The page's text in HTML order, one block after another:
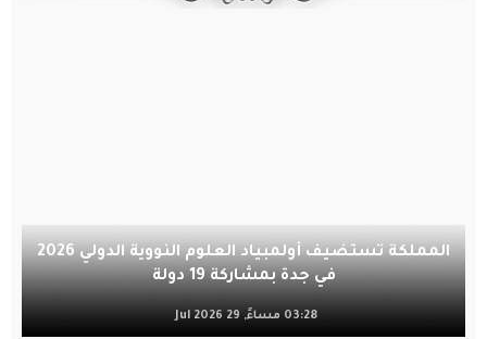
المملكة تستضيف أولمبياد العلوم النووية الدولي 2026
في جدة بمشاركة 19 دولة
03:28 مساءً, 29 Jul 2026